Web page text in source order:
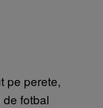
pe perete,
fotbal